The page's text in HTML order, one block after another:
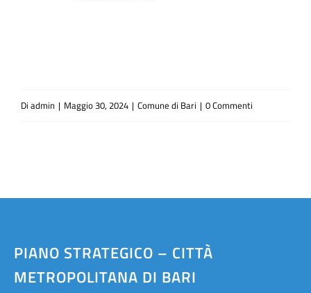
Di admin | Maggio 30, 2024 | Comune di Bari | 0 Commenti
PIANO STRATEGICO – CITTÀ
METROPOLITANA DI BARI